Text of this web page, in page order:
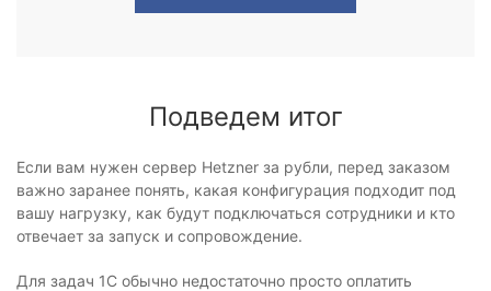
Подведем итог
Если вам нужен сервер Hetzner за рубли, перед заказом
важно заранее понять, какая конфигурация подходит под
вашу нагрузку, как будут подключаться сотрудники и кто
отвечает за запуск и сопровождение.
Для задач 1С обычно недостаточно просто оплатить